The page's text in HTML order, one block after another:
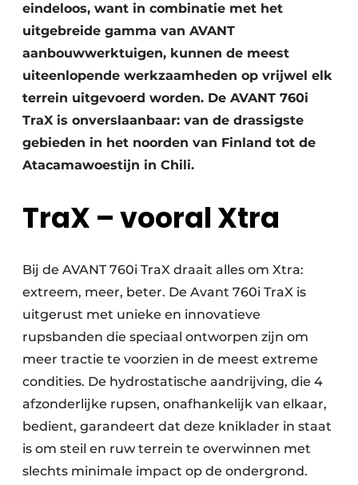
eindeloos, want in combinatie met het
uitgebreide gamma van AVANT
aanbouwwerktuigen, kunnen de meest
uiteenlopende werkzaamheden op vrijwel elk
terrein uitgevoerd worden. De AVANT 760i
TraX is onverslaanbaar: van de drassigste
gebieden in het noorden van Finland tot de
Atacamawoestijn in Chili.
TraX – vooral Xtra
Bij de AVANT 760i TraX draait alles om Xtra:
extreem, meer, beter. De Avant 760i TraX is
uitgerust met unieke en innovatieve
rupsbanden die speciaal ontworpen zijn om
meer tractie te voorzien in de meest extreme
condities. De hydrostatische aandrijving, die 4
afzonderlijke rupsen, onafhankelijk van elkaar,
bedient, garandeert dat deze kniklader in staat
is om steil en ruw terrein te overwinnen met
slechts minimale impact op de ondergrond.